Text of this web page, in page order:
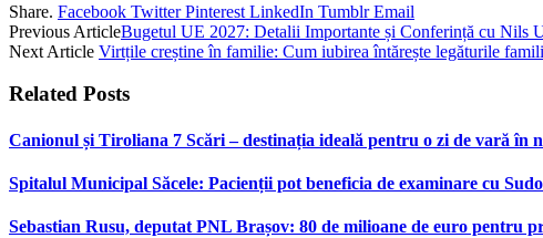
Share. Facebook Twitter Pinterest LinkedIn Tumblr Email
Previous ArticleBugetul UE 2027: Detalii Importante și Conferință cu Nils
Next Article Virtțile creștine în familie: Cum iubirea întărește legăturile
Related Posts
Canionul și Tiroliana 7 Scări – destinația ideală pentru o zi de vară
Spitalul Municipal Săcele: Pacienții pot beneficia de examinare cu
Sebastian Rusu, deputat PNL Brașov: 80 de milioane de euro pentru